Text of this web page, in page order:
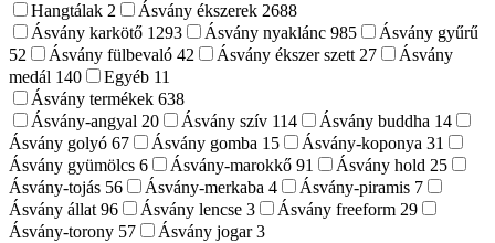
Hangtálak 2 Ásvány ékszerek 2688
Ásvány karkötő 1293 Ásvány nyaklánc 985
Ásvány gyűrű
52
Ásvány fülbevaló 42 Ásvány ékszer szett27
Ásvány
medál 140 Egyéb 11
Ásvány termékek 638
Ásvány-angyal 20 Ásvány szív 114 Ásvány buddha 14
Ásvány golyó 67 Ásvány gomba 15 Ásvány-koponya 31
Ásvány gyümölcs 6 Ásvány-marokkő 91 Ásvány hold 25
Ásvány-tojás 56 Ásvány-merkaba 4 Ásvány-piramis 7
Ásvány állat96 Ásvány lencse 3 Ásvány freeform 29
Ásvány-torony 57 Ásvány jogar3